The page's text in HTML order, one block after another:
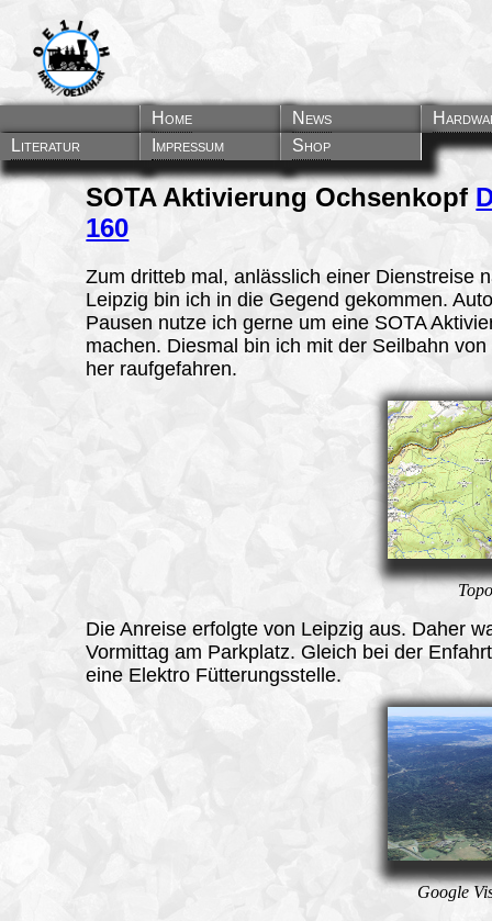
Home News
Literatur
Impressum Shop
SOTA Aktivierung Ochsenkopf
160
Zum dritteb mal, anlässlich einer Dienstreise
Leipzig bin ich in die Gegend gekommen.
Pausen nutze ich gerne um eine SOTA
machen. Diesmal bin ich mit der Seilbahn
her raufgefahren.
Die Anreise erfolgte von Leipzig aus. Daher
Vormittag am Parkplatz. Gleich bei der
eine Elektro Fütterungsstelle.
Google